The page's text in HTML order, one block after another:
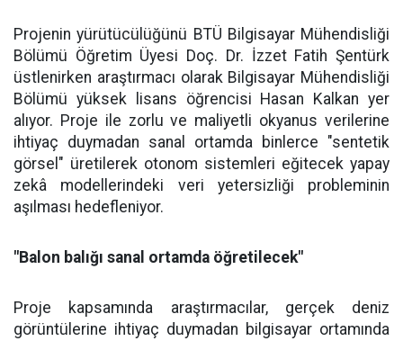
Projenin yürütücülüğünü BTÜ Bilgisayar Mühendisliği
Bölümü Öğretim Üyesi Doç. Dr. İzzet Fatih Şentürk
üstlenirken araştırmacı olarak Bilgisayar Mühendisliği
Bölümü yüksek lisans öğrencisi Hasan Kalkan yer
alıyor. Proje ile zorlu ve maliyetli okyanus verilerine
ihtiyaç duymadan sanal ortamda binlerce "sentetik
görsel" üretilerek otonom sistemleri eğitecek yapay
zekâ modellerindeki veri yetersizliği probleminin
aşılması hedefleniyor.
"Balon balığı sanal ortamda öğretilecek"
Proje kapsamında araştırmacılar, gerçek deniz
görüntülerine ihtiyaç duymadan bilgisayar ortamında